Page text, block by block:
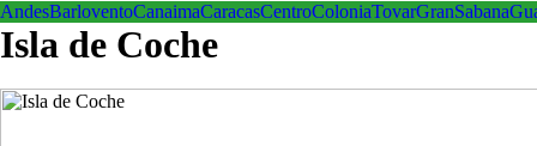
AndesBarloventoCanaimaCaracasCentroColoniaTovarGranSabana
Isla de Coche